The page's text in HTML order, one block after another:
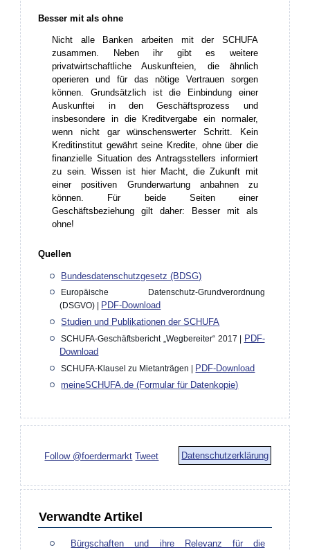
Besser mit als ohne
Nicht alle Banken arbeiten mit der SCHUFA
zusammen. Neben ihr gibt es weitere
privatwirtschaftliche Auskunfteien, die ähnlich
operieren und für das nötige Vertrauen sorgen
können. Grundsätzlich ist die Einbindung einer
Auskunftei in den Geschäftsprozess und
insbesondere in die Kreditvergabe ein normaler,
wenn nicht gar wünschenswerter Schritt. Kein
Kreditinstitut gewährt seine Kredite, ohne über die
finanzielle Situation des Antragsstellers informiert
zu sein. Wissen ist hier Macht, die Zukunft mit
einer positiven Grunderwartung anbahnen zu
können. Für beide Seiten einer
Geschäftsbeziehung gilt daher: Besser mit als
ohne!
Quellen
Bundesdatenschutzgesetz (BDSG)
Europäische Datenschutz-Grundverordnung
(DSGVO) |
PDF-Download
Studien und Publikationen der SCHUFA
SCHUFA-Geschäftsbericht „Wegbereiter“ 2017 |
PDF-
Download
SCHUFA-Klausel zu Mietanträgen |
PDF-Download
meineSCHUFA.de (Formular für Datenkopie)
Follow @foerdermarkt Tweet Datenschutzerklärung
Verwandte Artikel
Bürgschaften und ihre Relevanz für die